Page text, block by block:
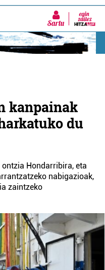
Sartu
kanpainak
du
Hondarribira, eta
nabigazioak,
zaintzeko